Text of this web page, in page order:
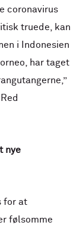
coronavirus
truede, kan
i Indonesien
har taget
nye
for at
følsomme